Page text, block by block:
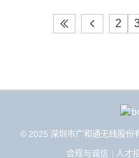
2
© 2025 深圳市广和通无线股份
合规与诚信 人才